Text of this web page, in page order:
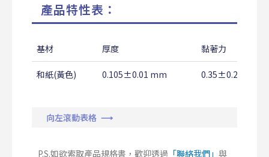
產品特性表：
基材 厚度 黏著力
和紙(黃色) 0.105±0.01 mm 0.35±0.20 Kg/
向左滾動表格 ⟶
P.S.如欲索取產品規格書，歡迎透過 「聯絡我們」 與